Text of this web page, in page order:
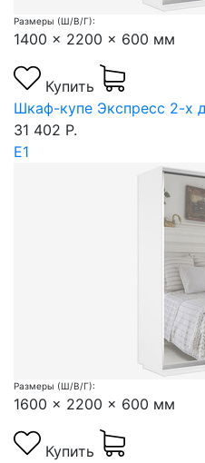
Размеры (Ш/В/Г):
1400 x 2200 x 600 мм
Купить
Шкаф-купе Экспресс 2-х
31 402 Р.
Е1
Размеры (Ш/В/Г):
1600 x 2200 x 600 мм
Купить